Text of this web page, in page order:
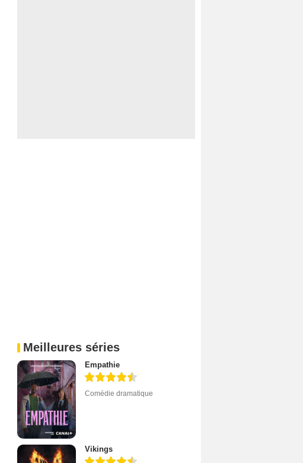
Meilleures séries
Empathie
Comédie dramatique
Vikings